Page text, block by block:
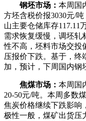
钢坯市场： 本周国
方坯含税价报3030元/
山主要仓储库存117.11
需求恢复缓慢，调坯轧
性不高，坯料市场交投
压报价下跌。基于，终
加，预计，下周国内钢
焦煤市场： 本周国
20-50元/吨。本周多数
焦炭价格继续下跌影响
极性一般，煤矿出货压